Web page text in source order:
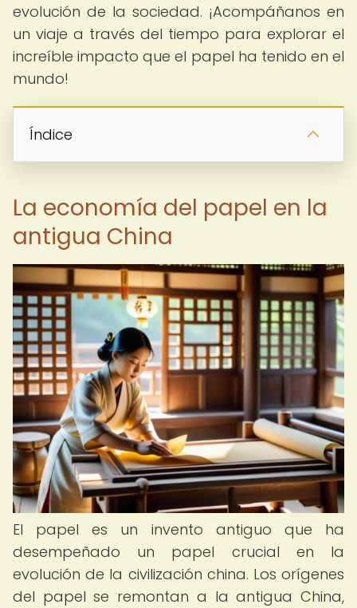
evolución de la sociedad. ¡Acompáñanos en
un viaje a través del tiempo para explorar el
increíble impacto que el papel ha tenido en el
mundo!
Índice
La economía del papel en la
antigua China
El papel es un invento antiguo que ha
desempeñado un papel crucial en la
evolución de la civilización china. Los orígenes
del papel se remontan a la antigua China,